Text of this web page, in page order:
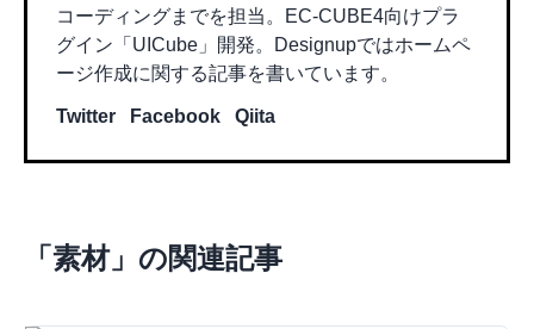
コーディングまでを担当。EC-CUBE4向けプラ
グイン「UICube」開発。Designupではホームペ
ージ作成に関する記事を書いています。
Twitter Facebook Qiita
「 素材」の関連記事